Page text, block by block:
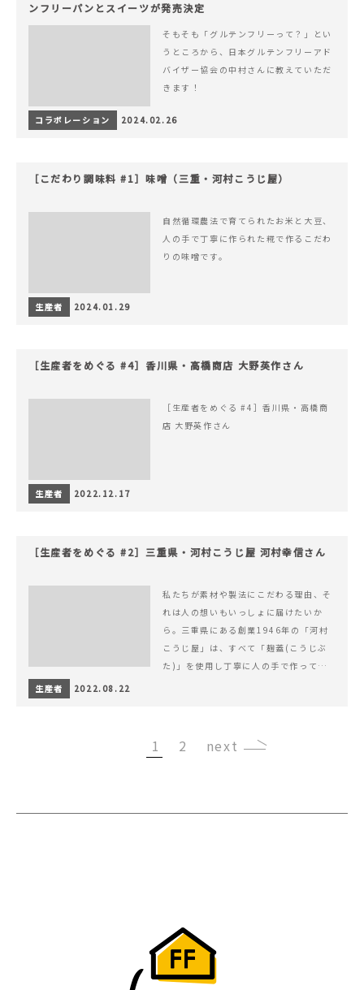
ンフリーパンとスイーツが発売決定
そもそも「グルテンフリーって？」とい
うところから、日本グルテンフリーアド
バイザー協会の中村さんに教えていただ
きます！
コラボレーション 2024.02.26
［こだわり調味料 #1］味噌（三重・河村こうじ屋）
自然循環農法で育てられたお米と大豆、
人の手で丁寧に作られた糀で作るこだわ
りの味噌です。
生産者 2024.01.29
［生産者をめぐる #4］香川県・高橋商店 大野英作さん
［生産者をめぐる #4］香川県・高橋商
店 大野英作さん
生産者 2022.12.17
［生産者をめぐる #2］三重県・河村こうじ屋 河村幸信さん
私たちが素材や製法にこだわる理由、そ
れは人の想いもいっしょに届けたいか
ら。三重県にある創業1946年の「河村
こうじ屋」は、すべて「麹蓋(こうじぶ
た)」を使用し丁寧に人の手で作ってい
生産者 2022.08.22
1 2 ›